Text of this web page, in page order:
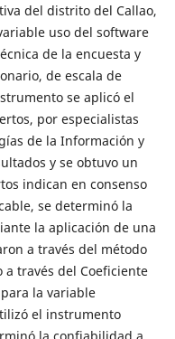
del distrito del Callao,
uso del software
de la encuesta y
de escala de
se aplicó el
por especialistas
de la Información y
y se obtuvo un
indican en consenso
se determinó la
la aplicación de una
a través del método
través del Coeficiente
la variable
el instrumento